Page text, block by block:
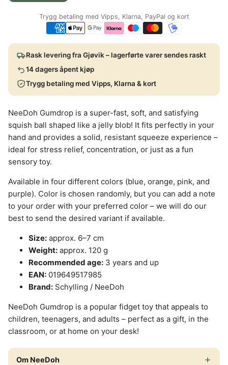
Trygg betaling med Vipps, Klarna, PayPal og kort
Rask levering fra Gjøvik – lagerførte varer sendes raskt
14 dagers åpent kjøp
Trygg betaling med Vipps, Klarna & kort
NeeDoh Gumdrop is a super-fast, soft, and satisfying
squish ball shaped like a jelly blob! It fits perfectly in your
hand and provides a solid, resistant squeeze experience –
ideal for stress relief, concentration, or just as a fun
sensory toy.
Available in four different colors (blue, orange, pink, and
purple). Color is chosen randomly, but you can add a note
to your order with your preferred color – we will do our
best to send the desired variant if available.
Size: approx. 6–7 cm
Weight: approx. 120 g
Recommended age: 3 years and up
EAN: 019649517985
Brand: Schylling / NeeDoh
NeeDoh Gumdrop is a popular fidget toy that appeals to
children, teenagers, and adults – perfect as a gift, in the
classroom, or at home on your desk!
Om NeeDoh